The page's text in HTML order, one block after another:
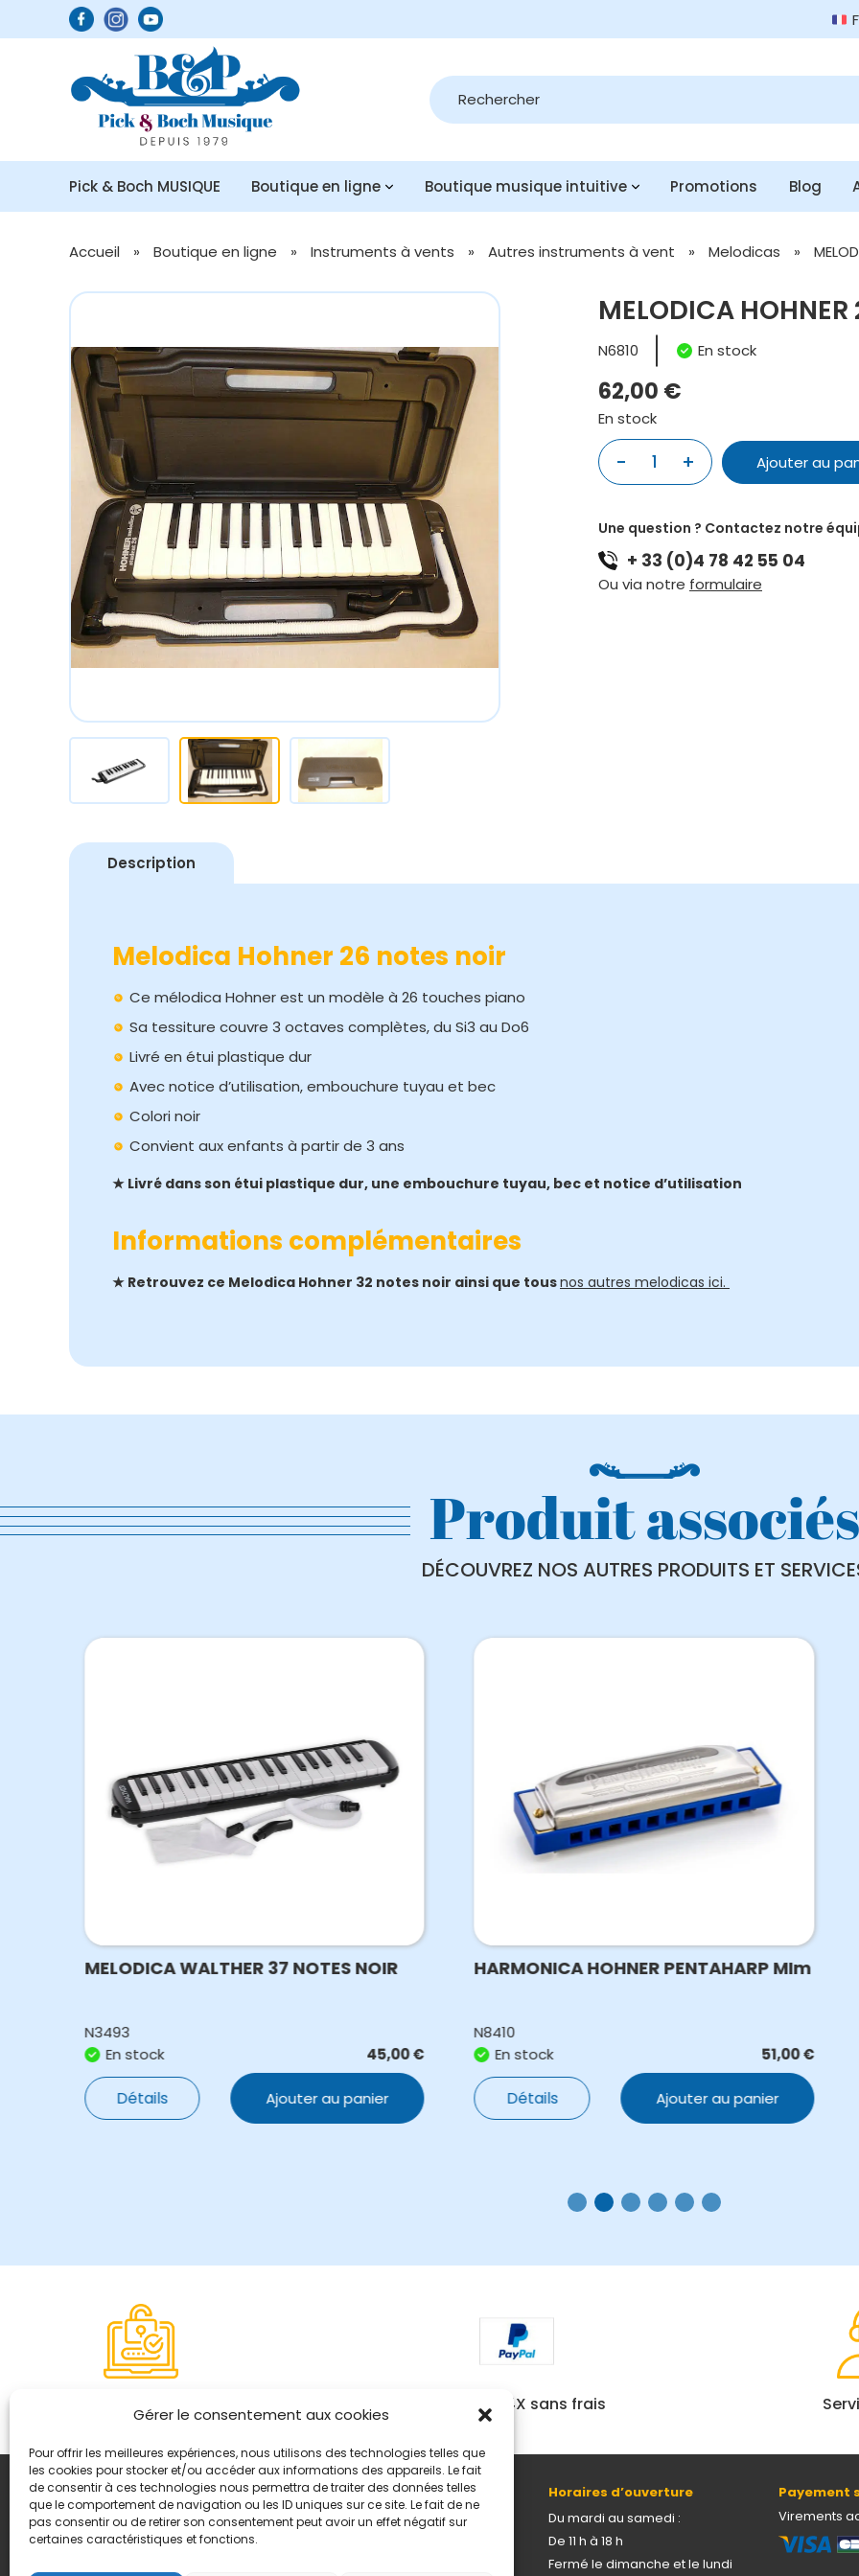
Gérer le consentement aux cookies
Pour offrir les meilleures expériences, nous utilisons des technologies telles que
les cookies pour stocker et/ou accéder aux informations des appareils. Le fait
de consentir à ces technologies nous permettra de traiter des données telles
que le comportement de navigation ou les ID uniques sur ce site. Le fait de ne
pas consentir ou de retirer son consentement peut avoir un effet négatif sur
certaines caractéristiques et fonctions.
Recherche
de
produits
Pick & Boch MUSIQUE Boutique en ligne Boutique musique intuitive Promotions Blog
Accueil » Boutique en ligne » Instruments à vents » Autres instruments à vent » Melodicas »
MELODICA HOHNER
N6810 En stock
62,00 €
En stock
-
quantité
HOHNER
26
NOTES
NOIR
+ Ajouter au
Une question ? Contactez notre
+ 33 (0)4 78 42 55 04
Ou via notre formulaire
Description
Melodica Hohner 26 notes noir
Ce mélodica Hohner est un modèle à 26 touches piano
Sa tessiture couvre 3 octaves complètes, du Si3 au Do6
Livré en étui plastique dur
Avec notice d’utilisation, embouchure tuyau et bec
Colori noir
Convient aux enfants à partir de 3 ans
★ Livré dans son étui plastique dur, une embouchure tuyau, bec et notice d’utilisation
Informations complémentaires
★ Retrouvez ce Melodica Hohner 32 notes noir ainsi que tousnos autres melodicas ici.
Produit associés
DÉCOUVREZ NOS AUTRES PRODUITS ET
MELODICA WALTHER 37 NOTES NOIR
N3493
En stock
45,00€
Détails Ajouter au panier
HARMONICA HOHNER PENTAHARP MIm
N8410
En stock
51,00€
Détails Ajouter au panier
Paiement sécurisé Paiement 4X sans frais
Coordonnées
8, quai Romain Rolland 69005 Lyon
Horaires d’ouverture
Du mardi au samedi :
De 11 h à 18 h
Fermé le dimanche et le lundi
Payement
Virements